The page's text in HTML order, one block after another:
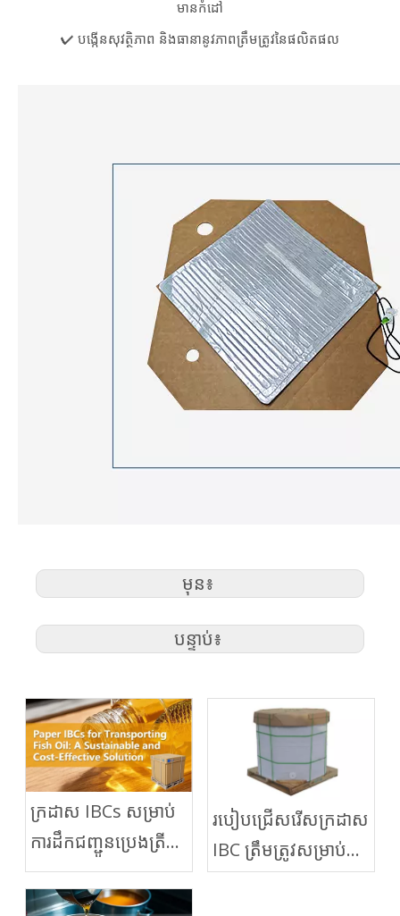
មានកំដៅ
✔ បង្កើនសុវត្ថិភាព និងធានានូវភាពត្រឹមត្រូវនៃផលិតផល
មុន៖
បន្ទាប់៖
ក្រដាស IBCs សម្រាប់
ការដឹកជញ្ជូនប្រេងត្រី៖
ជាដំណោះស្រាយប្រកប
ដោយនិរន្តរភាព និង
របៀបជ្រើសរើសក្រដាស
IBC ត្រឹមត្រូវសម្រាប់
ឧស្សាហកម្មផ្សេងៗគ្នា៖